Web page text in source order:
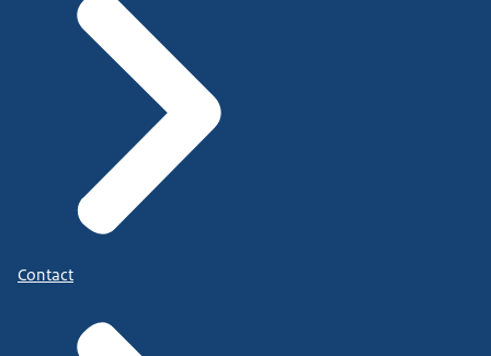
Contact